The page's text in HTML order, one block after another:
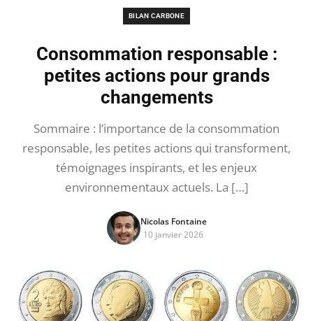
BILAN CARBONE
Consommation responsable :
petites actions pour grands
changements
Sommaire : l’importance de la consommation
responsable, les petites actions qui transforment,
témoignages inspirants, et les enjeux
environnementaux actuels. La […]
Nicolas Fontaine
10 janvier 2026